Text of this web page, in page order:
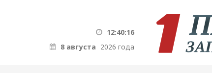
12:40:16
8 августа 2026 года